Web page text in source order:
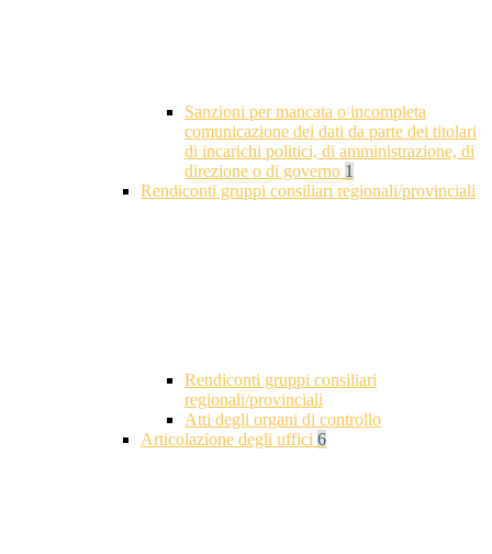
Sanzioni per mancata o incompleta
comunicazione dei dati da parte dei titolari
di incarichi politici, di amministrazione, di
direzione o di governo 1
Rendiconti gruppi consiliari regionali/provinciali
Rendiconti gruppi consiliari
regionali/provinciali
Atti degli organi di controllo
Articolazione degli uffici 6